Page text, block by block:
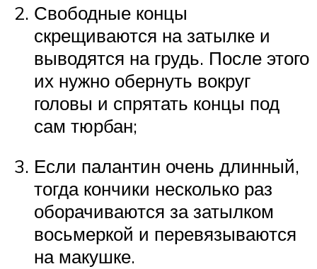
Свободные концы
скрещиваются на затылке и
выводятся на грудь. После этого
их нужно обернуть вокруг
головы и спрятать концы под
сам тюрбан;
Если палантин очень длинный,
тогда кончики несколько раз
оборачиваются за затылком
восьмеркой и перевязываются
на макушке.